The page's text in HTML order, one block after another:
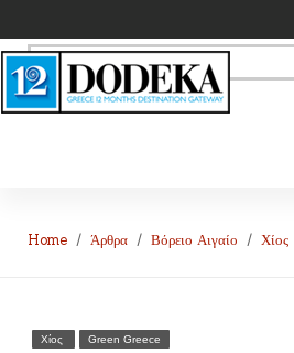
Home Άρθρα Βόρειο Αιγαίο Χίος
Χίος Green Greece